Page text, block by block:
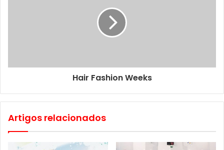
Hair Fashion Weeks
Artigos relacionados